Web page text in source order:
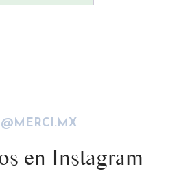
@MERCI.MX
en Instagram